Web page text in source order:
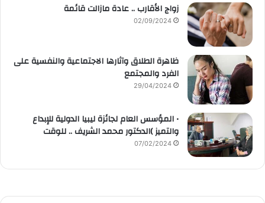
زواج الأقارب .. عادة مازالت قائمة
02/09/2024
ظاهرة الطلاق وآثارها الاجتماعية والنفسية على
الفرد والمجتمع
29/04/2024
• المؤسس العام لجائزة ليبيا الدولية للإبداع
والتميز )الدكتور محمد الشريف .. للوقت
07/02/2024